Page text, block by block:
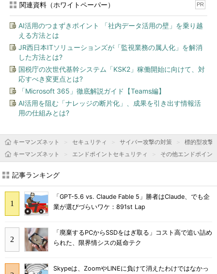
関連資料（ホワイトペーパー） PR
AI活用のつまずきポイント 「社内データ活用の壁」を乗り越
える方法とは
JR西日本ITソリューションズが「監視業務の属人化」を解消
した方法とは?
国税庁の次世代基幹システム「KSK2」稼働開始に向けて、対
応すべき変更点とは?
「Microsoft 365」徹底解説ガイド【Teams編】
AI活用を阻む「ナレッジの断片化」、成果を引き出す情報活
用の仕組みとは?
キーマンズネット セキュリティ サイバー攻撃の対策
標的型攻撃
キーマンズネット
エンドポイントセキュリティ その他エンドポイン
記事ランキング
「GPT-5.6 vs. Claude Fable 5」勝者はClaude、でも企
業が選びづらいワケ：891st Lap
「廃棄するPCからSSDをはぎ取る」コスト高で追い詰め
られた、限界情シスの延命テク
Skypeは、ZoomやLINEに負けて消えたわけではなかっ